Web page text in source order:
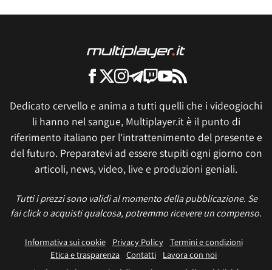
Dedicato cervello e anima a tutti quelli che i videogiochi
li hanno nel sangue, Multiplayer.it è il punto di
riferimento italiano per l'intrattenimento del presente e
del futuro. Preparatevi ad essere stupiti ogni giorno con
articoli, news, video, live e produzioni geniali.
Tutti i prezzi sono validi al momento della pubblicazione. Se
fai click o acquisti qualcosa, potremmo ricevere un compenso.
Informativa sui cookie Privacy Policy
Termini e condizioni
Etica e trasparenza Contatti
Lavora con noi